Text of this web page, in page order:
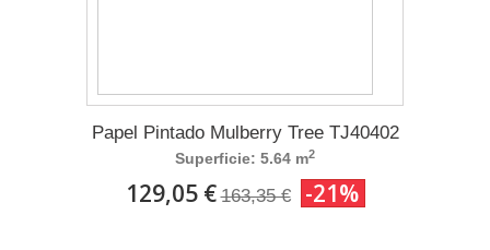
Papel Pintado Mulberry Tree TJ40402
Superficie: 5.64 m2
129,05 € 163,35 € -21%